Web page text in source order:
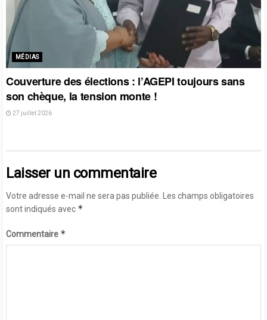
MÉDIAS
Couverture des élections : l’AGEPI toujours sans
son chèque, la tension monte !
27 juillet 2026
Laisser un commentaire
Votre adresse e-mail ne sera pas publiée.
Les champs obligatoires
sont indiqués avec *
Commentaire *